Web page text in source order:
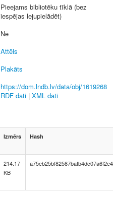
Pieejams bibliotēku tīklā (bez
iespējas lejupielādēt)
Nē
Attēls
Plakāts
https://dom.lndb.lv/data/obj/1619268
RDF dati | XML dati
Izmērs Hash
214.17
KB